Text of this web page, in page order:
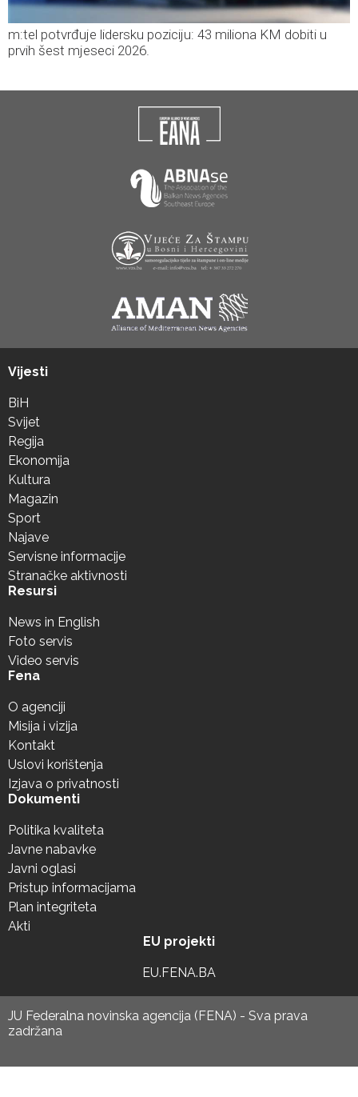
m:tel potvrđuje lidersku poziciju: 43 miliona KM dobiti u
prvih šest mjeseci 2026.
Vijesti
BiH
Svijet
Regija
Ekonomija
Kultura
Magazin
Sport
Najave
Servisne informacije
Stranačke aktivnosti
Resursi
News in English
Foto servis
Video servis
Fena
O agenciji
Misija i vizija
Kontakt
Uslovi korištenja
Izjava o privatnosti
Dokumenti
Politika kvaliteta
Javne nabavke
Javni oglasi
Pristup informacijama
Plan integriteta
Akti
EU projekti
EU.FENA.BA
JU Federalna novinska agencija (FENA) - Sva prava
zadržana